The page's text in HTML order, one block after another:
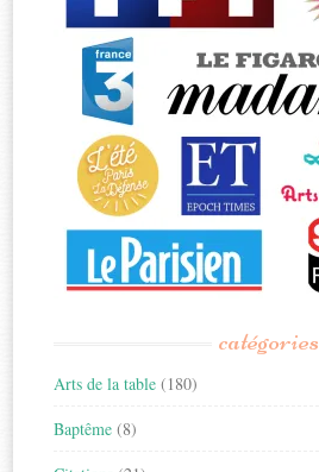
catégories
Arts de la table (180)
Baptême (8)